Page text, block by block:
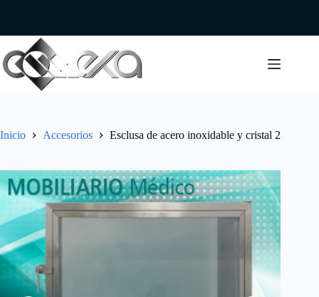
Inicio Accesorios Esclusa de acero inoxidable y cristal 2